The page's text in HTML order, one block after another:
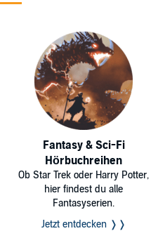
Fantasy & Sci-Fi
Hörbuchreihen
Ob Star Trek oder Harry Potter,
hier findest du alle
Fantasyserien.
Jetzt entdecken ❭❭